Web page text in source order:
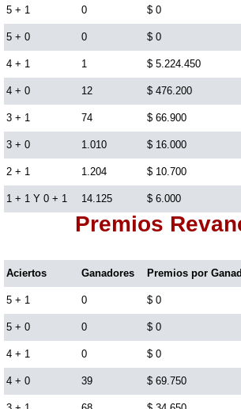
Lotería del Cauca
Lotería de Boyaca
Extra de Colombia
Antioqueñita Día
Antioqueñita Tarde
Astro Sol
Astro Luna
Cafeterito Tarde
5 + 1 0 $ 0
5 + 0 0 $ 0
4 + 1 1 $ 5.224.450
4 + 0 12 $ 476.200
3 + 1 74 $ 66.900
3 + 0 1.010 $ 16.000
2 + 1 1.204 $ 10.700
1 + 1 Y 0 + 1 14.125 $ 6.000
Premios
Aciertos Ganadores Premios por
5 + 1 0 $ 0
5 + 0 0 $ 0
4 + 1 0 $ 0
4 + 0 39 $ 69.750